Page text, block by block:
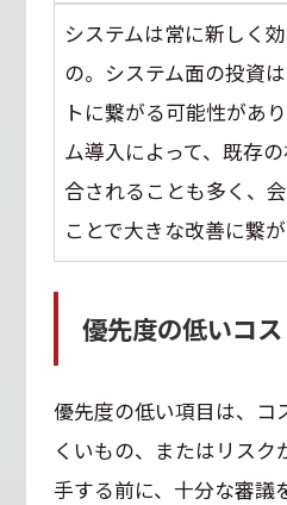
システムは常に新しく
の。システム面の投資
トに繋がる可能性があ
ム導入によって、既存
合されることも多く、
ことで大きな改善に繋が
優先度の低いコ
優先度の低い項目は、コ
くいもの、またはリスク
手する前に、十分な審議